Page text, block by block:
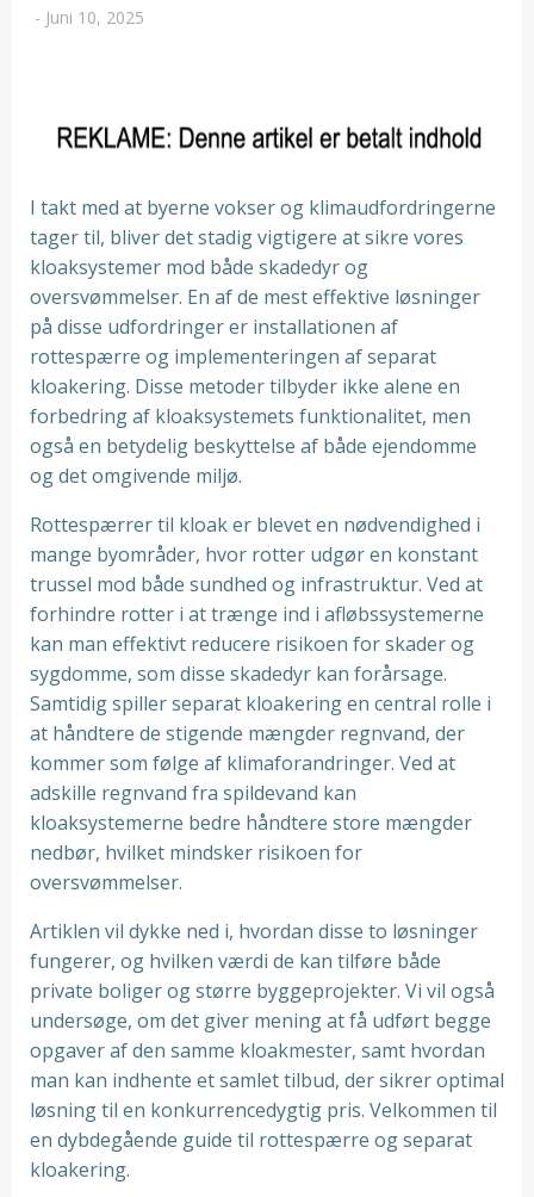
- Juni 10, 2025
I takt med at byerne vokser og klimaudfordringerne
tager til, bliver det stadig vigtigere at sikre vores
kloaksystemer mod både skadedyr og
oversvømmelser. En af de mest effektive løsninger
på disse udfordringer er installationen af
rottespærre og implementeringen af separat
kloakering. Disse metoder tilbyder ikke alene en
forbedring af kloaksystemets funktionalitet, men
også en betydelig beskyttelse af både ejendomme
og det omgivende miljø.
Rottespærrer til kloak er blevet en nødvendighed i
mange byområder, hvor rotter udgør en konstant
trussel mod både sundhed og infrastruktur. Ved at
forhindre rotter i at trænge ind i afløbssystemerne
kan man effektivt reducere risikoen for skader og
sygdomme, som disse skadedyr kan forårsage.
Samtidig spiller separat kloakering en central rolle i
at håndtere de stigende mængder regnvand, der
kommer som følge af klimaforandringer. Ved at
adskille regnvand fra spildevand kan
kloaksystemerne bedre håndtere store mængder
nedbør, hvilket mindsker risikoen for
oversvømmelser.
Artiklen vil dykke ned i, hvordan disse to løsninger
fungerer, og hvilken værdi de kan tilføre både
private boliger og større byggeprojekter. Vi vil også
undersøge, om det giver mening at få udført begge
opgaver af den samme kloakmester, samt hvordan
man kan indhente et samlet tilbud, der sikrer optimal
løsning til en konkurrencedygtig pris. Velkommen til
en dybdegående guide til rottespærre og separat
kloakering.